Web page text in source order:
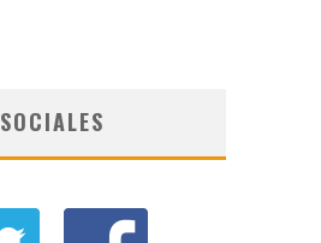
SOCIALES